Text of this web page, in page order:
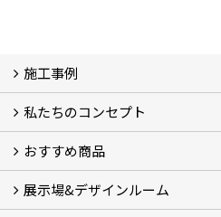
施工事例
施工事例
お客様の声 (46)
私たちのコンセプト
コンセプト
完成までの流れ
お庭のメンテナンスについて
おすすめ商品
オリジナル帆布のサイクルポート
NEW スマートサイクルポート
おしゃれな物置 (8)
門扉 (6)
ウッドフェンス (16)
アイアンの商品 (6)
ガーデニング雑貨 (3)
ガーデン書&ガーデンアート
こだわりのオリジナル商品 一覧
おすすめの植物 (29)
箱庭ガーデン
ポット苗
展示場&デザインルーム